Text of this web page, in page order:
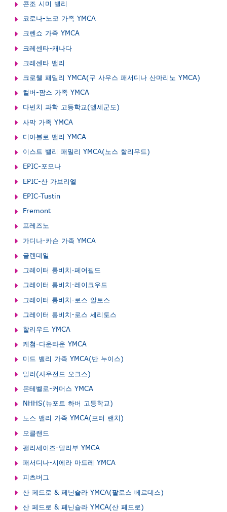
콘조 시미 밸리
코로나-노코 가족 YMCA
크렌쇼 가족 YMCA
크레센타-캐나다
크레센타 밸리
크로웰 패밀리 YMCA(구 사우스 패서디나 산마리노 YMCA)
컬버-팜스 가족 YMCA
다빈치 과학 고등학교(엘세군도)
사막 가족 YMCA
디아블로 밸리 YMCA
이스트 밸리 패밀리 YMCA(노스 할리우드)
EPIC-포모나
EPIC-산 가브리엘
EPIC-Tustin
Fremont
프레즈노
가디나-카슨 가족 YMCA
글렌데일
그레이터 롱비치-페어필드
그레이터 롱비치-레이크우드
그레이터 롱비치-로스 알토스
그레이터 롱비치-로스 세리토스
할리우드 YMCA
케첨-다운타운 YMCA
미드 밸리 가족 YMCA(반 누이스)
밀러(사우전드 오크스)
몬테벨로-커머스 YMCA
NHHS(뉴포트 하버 고등학교)
노스 밸리 가족 YMCA(포터 랜치)
오클랜드
팰리세이즈-말리부 YMCA
패서디나-시에라 마드레 YMCA
피츠버그
산 페드로 & 페닌슐라 YMCA(팔로스 베르데스)
산 페드로 & 페닌슐라 YMCA(산 페드로)